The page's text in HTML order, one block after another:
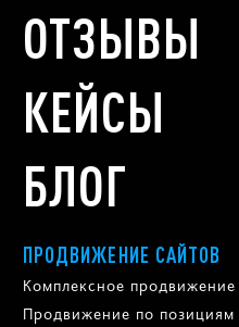
ОТЗЫВЫ
КЕЙСЫ
БЛОГ
ПРОДВИЖЕНИЕ САЙТОВ
Комплексное продвижение
Продвижение по позициям